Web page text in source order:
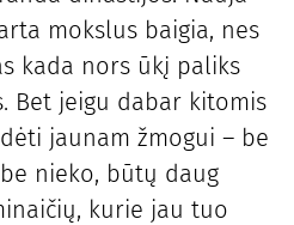
mokslus baigia, nes
kada nors ūkį paliks
Bet jeigu dabar kitomis
jaunam žmogui – be
nieko, būtų daug
kurie jau tuo